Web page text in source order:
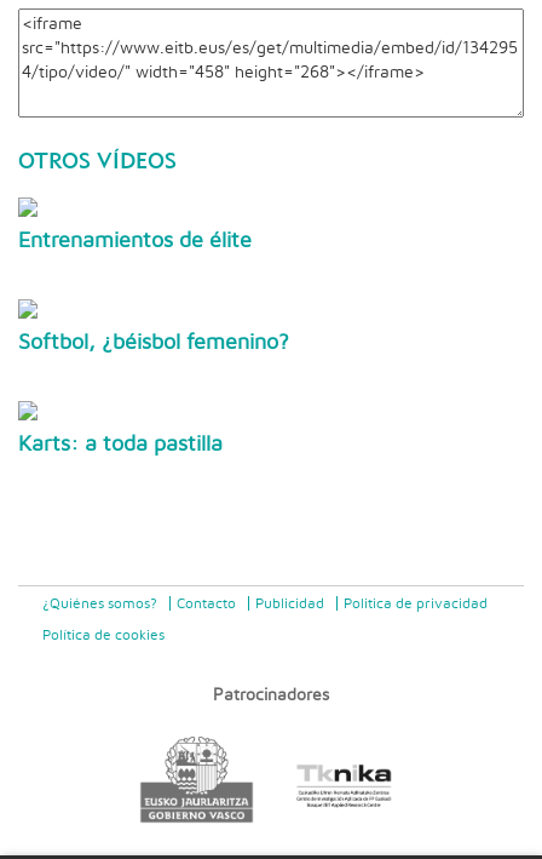
OTROS VÍDEOS
Entrenamientos de élite
Softbol, ¿béisbol femenino?
Karts: a toda pastilla
¿Quiénes somos? Contacto Publicidad Politica de privacidad
Política de cookies
Patrocinadores